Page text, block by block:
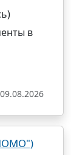
в
09.08.2026